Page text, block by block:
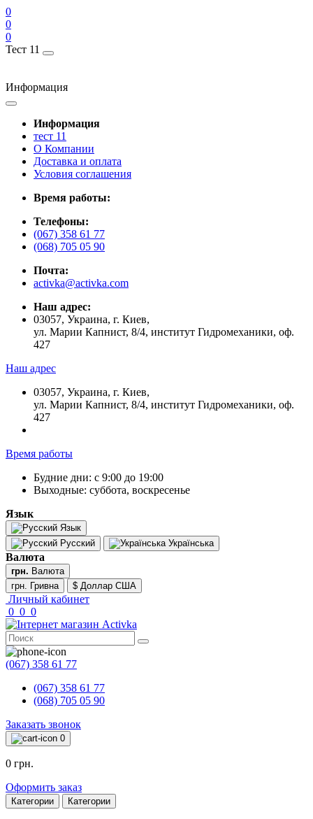
0
0
0
Тест 11
Информация
Информация
тест 11
О Компании
Доставка и оплата
Условия соглашения
Время работы:
Телефоны:
(067) 358 61 77
(068) 705 05 90
Почта:
activka@activka.com
Наш адрес:
03057, Украина, г. Киев,
ул. Марии Капнист, 8/4, институт Гидромеханики, оф.
427
Наш адрес
03057, Украина, г. Киев,
ул. Марии Капнист, 8/4, институт Гидромеханики, оф.
427
Время работы
Будние дни: с 9:00 до 19:00
Выходные: суббота, воскресенье
Язык
Язык
Русский
Українська
Валюта
грн. Валюта
грн. Гривна
$ Доллар США
Личный кабинет
0 0 0
(067) 358 61 77
(067) 358 61 77
(068) 705 05 90
Заказать звонок
0
0 грн.
Оформить заказ
Категории Категории